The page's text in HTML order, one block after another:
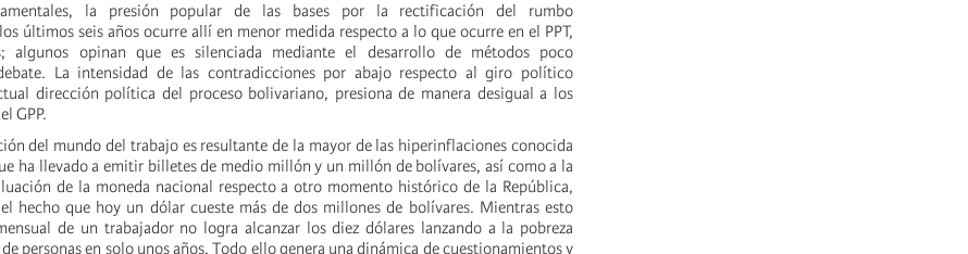
la presión popular de las bases por la rectificación del rumbo
últimos seis años ocurre allí en menor medida respecto a lo que ocurre en el PPT,
algunos opinan que es silenciada mediante el desarrollo de métodos poco
La intensidad de las contradicciones por abajo respecto al giro político
dirección política del proceso bolivariano, presiona de manera desigual a los
GPP.
del mundo del trabajo es resultante de la mayor de las hiperinflaciones conocida
ha llevado a emitir billetes de medio millón y un millón de bolívares, así como a la
de la moneda nacional respecto a otro momento histórico de la República,
hecho que hoy un dólar cueste más de dos millones de bolívares. Mientras esto
de un trabajador no logra alcanzar los diez dólares lanzando a la pobreza
personas en solo unos años. Todo ello genera una dinámica de cuestionamientos y